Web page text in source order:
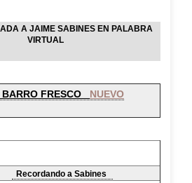
A JAIME SABINES EN PALABRA
VIRTUAL
BARRO FRESCO NUEVO
Recordando a Sabines